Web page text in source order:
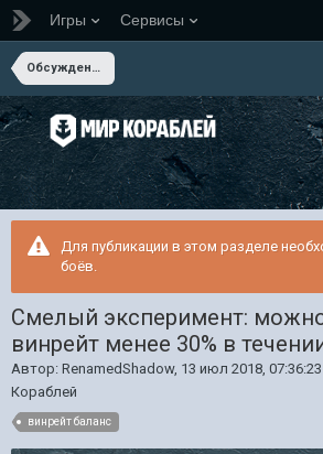
Игры Сервисы
Обсуждение Мира Кораблей
Для публикации в этом разделе
боёв.
Смелый эксперимент:
винрейт менее 30% в
Автор: RenamedShadow, 13 июл 2018, 07:36:23
Кораблей
винрейт баланс